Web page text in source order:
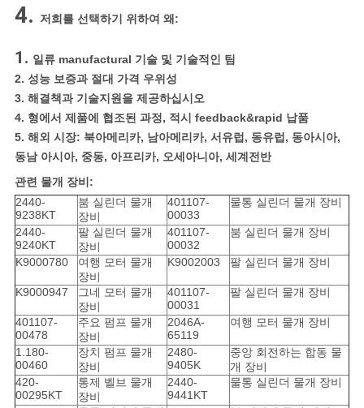
4. 저희를 선택하기 위하여 왜:
1. 일류 manufactural 기술 및 기술적인 팀
2. 성능 보증과 절대 가격 우위성
3. 해결책과 기술지원을 제공하십시오
4. 형에서 제품에 협조된 과정, 적시 feedback&rapid 납품
5. 해외 시장: 북아메리카, 남아메리카, 서유럽, 동유럽, 동아시아,
동남 아시아, 중동, 아프리카, 오세아니아, 세계전반
관련 물개 장비:
2440-
9238KT
붐 실린더 물개
장비
401107-
00033
물통 실린더 물개 장비
2440-
9240KT
팔 실린더 물개
장비
401107-
00032
붐 실린더 물개 장비
K9000780
여행 모터 물개
장비
K9002003 팔 실린더 물개 장비
K9000947
그네 모터 물개
장비
401107-
00031
팔 실린더 물개 장비
401107-
00478
주요 펌프 물개
장비
2046A-
65119
여행 모터 물개 장비
1.180-
00460
장치 펌프 물개
장비
2480-
9405K
중앙 회전하는 합동 물
개 장비
420-
00295KT
통제 벨브 물개
장비
2440-
9441KT
물통 실린더 물개 장비